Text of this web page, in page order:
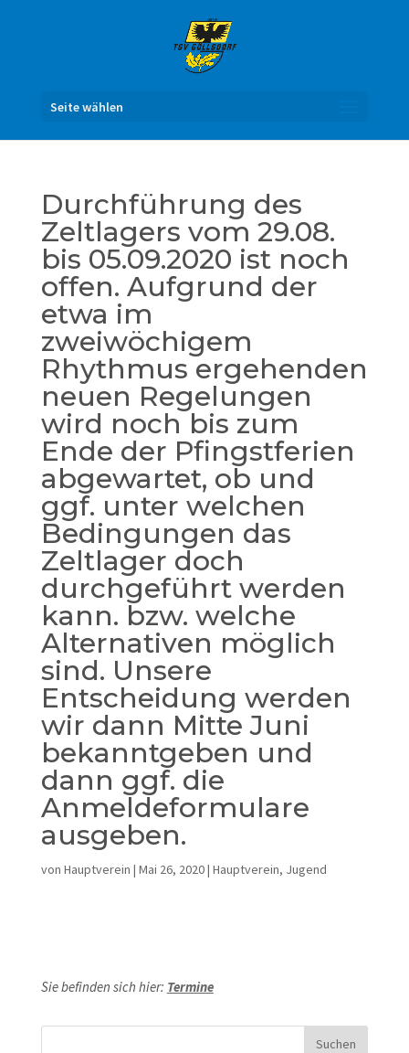
Seite wählen
Durchführung des
Zeltlagers vom 29.08.
bis 05.09.2020 ist noch
offen. Aufgrund der
etwa im
zweiwöchigem
Rhythmus ergehenden
neuen Regelungen
wird noch bis zum
Ende der Pfingstferien
abgewartet, ob und
ggf. unter welchen
Bedingungen das
Zeltlager doch
durchgeführt werden
kann. bzw. welche
Alternativen möglich
sind. Unsere
Entscheidung werden
wir dann Mitte Juni
bekanntgeben und
dann ggf. die
Anmeldeformulare
ausgeben.
von Hauptverein | Mai 26, 2020| Hauptverein, Jugend
Sie befinden sich hier: Termine